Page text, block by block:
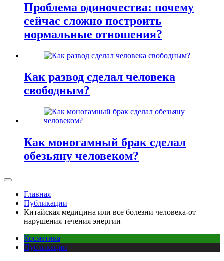
Проблема одиночества: почему
сейчас сложно построить
нормальные отношения?
Как развод сделал человека
свободным?
Как моногамный брак сделал
обезьяну человеком?
Главная
Публикации
Китайская медицина или все болезни человека-от
нарушения течения энергии
Косметика
Публикации